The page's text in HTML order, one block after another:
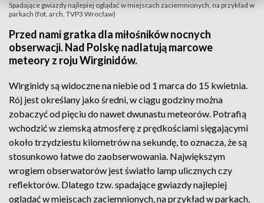
Spadające gwiazdy najlepiej oglądać w miejscach zaciemnionych, na przykład w
parkach (fot. arch. TVP3 Wrocław)
Przed nami gratka dla miłośników nocnych
obserwacji. Nad Polskę nadlatują marcowe
meteory z roju Wirginidów.
Wirginidy są widoczne na niebie od 1 marca do 15 kwietnia.
Rój jest określany jako średni, w ciągu godziny można
zobaczyć od pięciu do nawet dwunastu meteorów. Potrafią
wchodzić w ziemską atmosferę z prędkościami sięgającymi
około trzydziestu kilometrów na sekundę, to oznacza, że są
stosunkowo łatwe do zaobserwowania. Największym
wrogiem obserwatorów jest światło lamp ulicznych czy
reflektorów. Dlatego tzw. spadające gwiazdy najlepiej
oglądać w miejscach zaciemnionych, na przykład w parkach.